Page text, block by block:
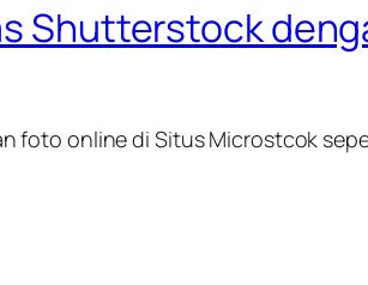
Shutterstock
foto online di Situs Microstcok